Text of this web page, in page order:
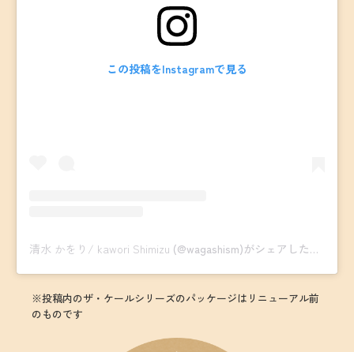
この投稿をInstagramで見る
清水 かをり/ kawori Shimizu (@wagashism)がシェアした投稿 -
※投稿内のザ・ケールシリーズのパッケージはリニューアル前
のものです